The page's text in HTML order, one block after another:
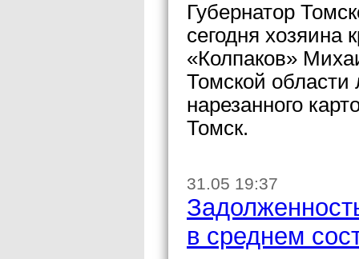
Губернатор
сегодня хозяина
«Колпаков»
Томской области
нарезанного
Томск.
31.05 19:37
в среднем